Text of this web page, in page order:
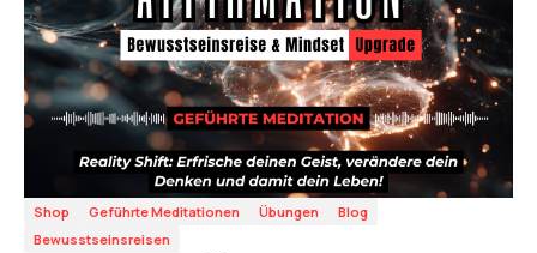
Shop Geführte Meditationen Übungen
Blog
Bewusstseinsreisen